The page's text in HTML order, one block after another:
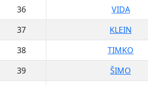
36
VIDA
37
KLEIN
38
TIMKO
39
ŠIMO